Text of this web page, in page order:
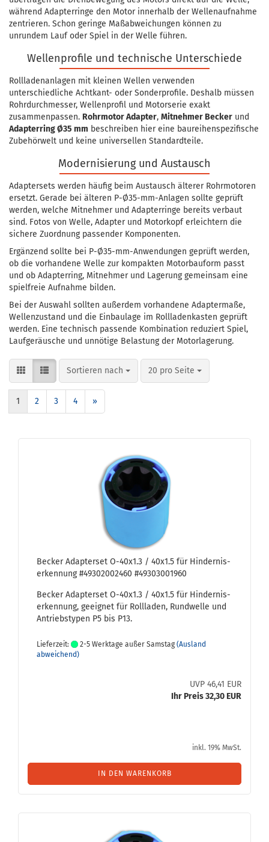
während Adapterringe den Motor innerhalb der Wellenaufnahme
zentrieren. Schon geringe Maßabweichungen können zu
unrundem Lauf oder Spiel in der Welle führen.
Wellenprofile und technische Unterschiede
Rollladenanlagen mit kleinen Wellen verwenden
unterschiedliche Achtkant- oder Sonderprofile. Deshalb müssen
Rohrdurchmesser, Wellenprofil und Motorserie exakt
zusammenpassen. Rohrmotor Adapter, Mitnehmer Becker und
Adapterring Ø35 mm beschreiben hier eine baureihenspezifische
Zubehörwelt und keine universellen Standardteile.
Modernisierung und Austausch
Adaptersets werden häufig beim Austausch älterer Rohrmotoren
ersetzt. Gerade bei älteren P-Ø35-mm-Anlagen sollte geprüft
werden, welche Mitnehmer und Adapterringe bereits verbaut
sind. Fotos von Welle, Adapter und Motorkopf erleichtern die
sichere Zuordnung passender Komponenten.
Ergänzend sollte bei P-Ø35-mm-Anwendungen geprüft werden,
ob die vorhandene Welle zur kompakten Motorbauform passt
und ob Adapterring, Mitnehmer und Lagerung gemeinsam eine
spielfreie Aufnahme bilden.
Bei der Auswahl sollten außerdem vorhandene Adaptermaße,
Wellenzustand und die Einbaulage im Rollladenkasten geprüft
werden. Eine technisch passende Kombination reduziert Spiel,
Laufgeräusche und unnötige Belastung der Motorlagerung.
Sortieren nach
Sortieren nach 20 pro Seite
pro Seite
1 2 3 4 »
Be­cker Ad­ap­ter­set O-​40x1.3 / 40x1.5 für Hin­der­nis­
er­ken­nung #49302002460 #49303001960
Be­cker Ad­ap­ter­set O-​40x1.3 / 40x1.5 für Hin­der­nis­
er­ken­nung, ge­eig­net für Roll­la­den, Rund­wel­le und
An­triebs­ty­pen P5 bis P13.
Lieferzeit: 2-5 Werktage außer Samstag (Ausland
abweichend)
UVP 46,41 EUR
Ihr Preis 32,30 EUR
inkl. 19% MwSt.
IN DEN WARENKORB